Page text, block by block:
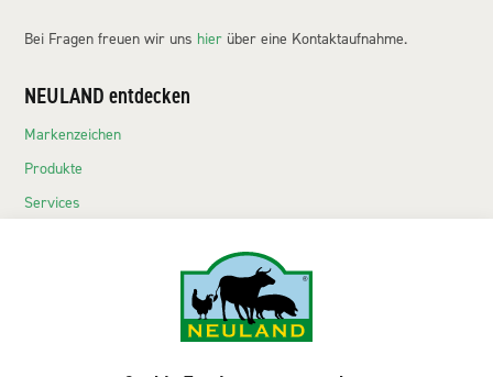
Bei Fragen freuen wir uns hier über eine Kontaktaufnahme.
NEULAND entdecken
Markenzeichen
Produkte
Services